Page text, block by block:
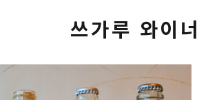
쓰가루 와